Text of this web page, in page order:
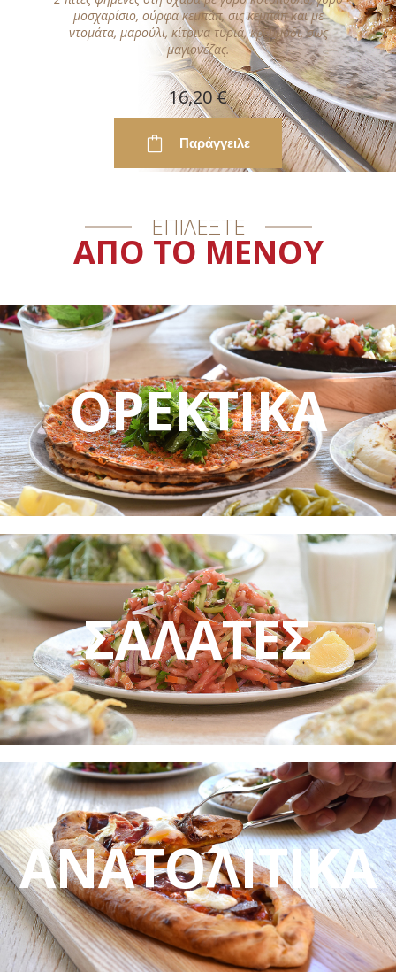
μοσχαρίσιο, ούρφα κεμπάπ, σις κεμπάπ και με
ντομάτα, μαρούλι, κίτρινα τυριά, κρεμμύδι, σως
μαγιονέζας.
16,20 €
Παράγγειλε
ΕΠΙΛΕΞΤΕ
ΑΠΟ ΤΟ ΜΕΝΟΥ
ΟΡΕΚΤΙΚΑ
ΣΑΛΑΤΕΣ
ΑΝΑΤΟΛΙΤΙΚΑ